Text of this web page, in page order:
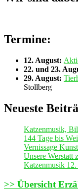
Termine:
12. August:
22. und 23.
29. August:
Stollberg
Neueste
Katzenmusik,
144 Tage bis
Vernissage
Unsere Werstatt
Katzenmusik
>> Übersicht